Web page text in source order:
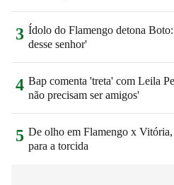
3 Ídolo do Flamengo detona
desse senhor'
4 Bap comenta 'treta' com Leila
não precisam ser amigos'
5 De olho em Flamengo x Vitória,
para a torcida